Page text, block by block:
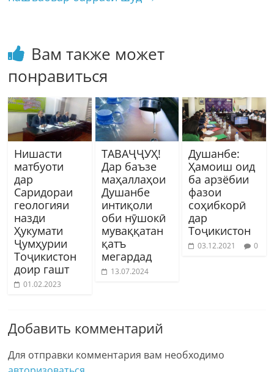
Вам также может
понравиться
Нишасти
матбуоти
дар
Саридораи
геологияи
назди
Ҳукумати
Ҷумҳурии
Тоҷикистон
доир гашт
01.02.2023
ТАВАҶҶУҲ!
Дар баъзе
маҳаллаҳои
Душанбе
интиқоли
оби нӯшокӣ
муваққатан
қатъ
мегардад
13.07.2024
Душанбе:
Ҳамоиш оид
ба арзёбии
фазои
соҳибкорӣ
дар
Тоҷикистон
03.12.2021 0
Добавить комментарий
Для отправки комментария вам необходимо